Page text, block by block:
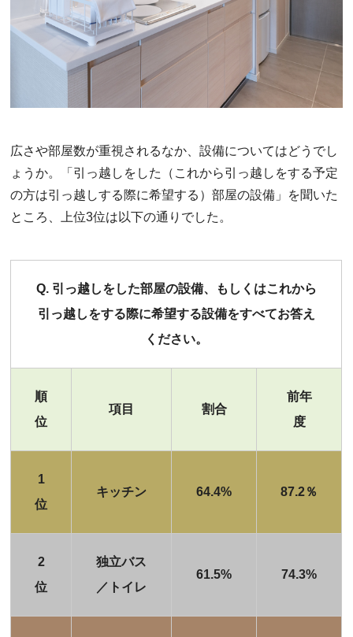
広さや部屋数が重視されるなか、設備についてはどうでし
ょうか。「引っ越しをした（これから引っ越しをする予定
の方は引っ越しする際に希望する）部屋の設備」を聞いた
ところ、上位3位は以下の通りでした。
Q. 引っ越しをした部屋の設備、もしくはこれから
引っ越しをする際に希望する設備をすべてお答え
ください。
順
位
項目 割合
前年
度
1
位
キッチン 64.4% 87.2％
2
位
独立バス
／トイレ
61.5% 74.3%